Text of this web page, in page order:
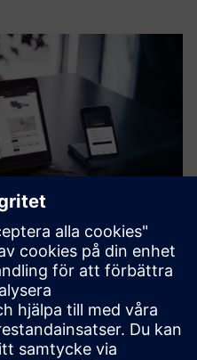
the planning, execution
and repair measures.